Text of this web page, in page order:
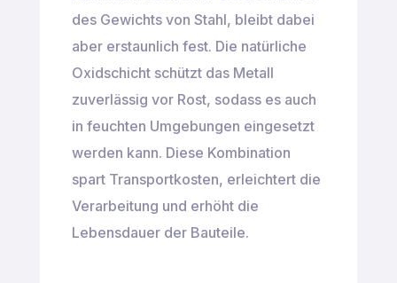
des Gewichts von Stahl, bleibt dabei
aber erstaunlich fest. Die natürliche
Oxidschicht schützt das Metall
zuverlässig vor Rost, sodass es auch
in feuchten Umgebungen eingesetzt
werden kann. Diese Kombination
spart Transportkosten, erleichtert die
Verarbeitung und erhöht die
Lebensdauer der Bauteile.